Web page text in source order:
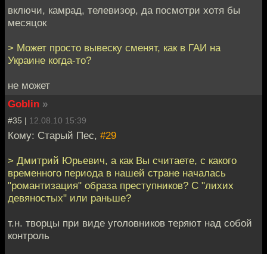
включи, камрад, телевизор, да посмотри хотя бы
месяцок
> Может просто вывеску сменят, как в ГАИ на
Украине когда-то?
не может
Goblin »
#35 | 12.08.10 15:39
Кому: Старый Пес, #29
> Дмитрий Юрьевич, а как Вы считаете, с какого
временного периода в нашей стране началась
"романтизация" образа преступников? С "лихих
девяностых" или раньше?
т.н. творцы при виде уголовников теряют над собой
контроль